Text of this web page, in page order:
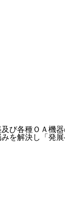
び各種ＯＡ機
を解決し「発